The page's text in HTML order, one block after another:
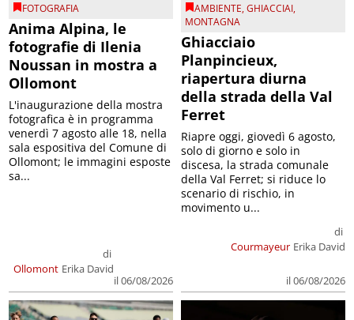
FOTOGRAFIA
Anima Alpina, le
fotografie di Ilenia
Noussan in mostra a
Ollomont
Ollomont
di
Erika David
il 06/08/2026
L'inaugurazione della mostra
fotografica è in programma
venerdì 7 agosto alle 18, nella
sala espositiva del Comune di
Ollomont; le immagini esposte
sa...
AMBIENTE,GHIACCIAI,
MONTAGNA
Ghiacciaio
Planpincieux,
riapertura diurna
della strada della Val
Ferret
Courmayeur
di
Erika David
il 06/08/2026
Riapre oggi, giovedì 6 agosto,
solo di giorno e solo in
discesa, la strada comunale
della Val Ferret; si riduce lo
scenario di rischio, in
movimento u...